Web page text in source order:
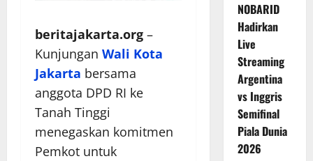
beritajakarta.org –
Kunjungan Wali Kota
Jakarta bersama
anggota DPD RI ke
Tanah Tinggi
menegaskan komitmen
Pemkot untuk
NOBARID
Hadirkan
Live
Streaming
Argentina
vs Inggris
Semifinal
Piala Dunia
2026